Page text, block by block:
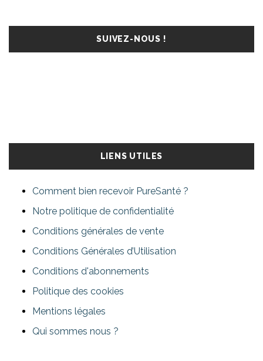
SUIVEZ-NOUS !
LIENS UTILES
Comment bien recevoir PureSanté ?
Notre politique de confidentialité
Conditions générales de vente
Conditions Générales d’Utilisation
Conditions d'abonnements
Politique des cookies
Mentions légales
Qui sommes nous ?